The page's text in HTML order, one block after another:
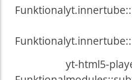
Funktional
Funktional
yt-html5-